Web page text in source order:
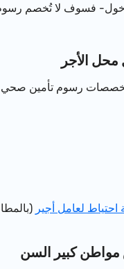
فسوف لا تُخصم
الأجر
رسوم تأمين صحي
لعامل أجير
كبير السن